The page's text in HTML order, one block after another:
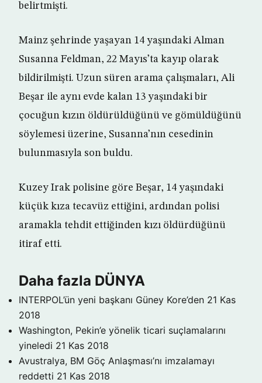
belirtmişti.
Mainz şehrinde yaşayan 14 yaşındaki Alman
Susanna Feldman, 22 Mayıs’ta kayıp olarak
bildirilmişti. Uzun süren arama çalışmaları, Ali
Beşar ile aynı evde kalan 13 yaşındaki bir
çocuğun kızın öldürüldüğünü ve gömüldüğünü
söylemesi üzerine, Susanna’nın cesedinin
bulunmasıyla son buldu.
Kuzey Irak polisine göre Beşar, 14 yaşındaki
küçük kıza tecavüz ettiğini, ardından polisi
aramakla tehdit ettiğinden kızı öldürdüğünü
itiraf etti.
Daha fazla DÜNYA
INTERPOL’ün yeni başkanı Güney Kore’den 21 Kas
2018
Washington, Pekin’e yönelik ticari suçlamalarını
yineledi 21 Kas 2018
Avustralya, BM Göç Anlaşması’nı imzalamayı
reddetti 21 Kas 2018